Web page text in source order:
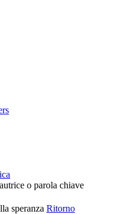
o parola chiave
speranza Ritorno